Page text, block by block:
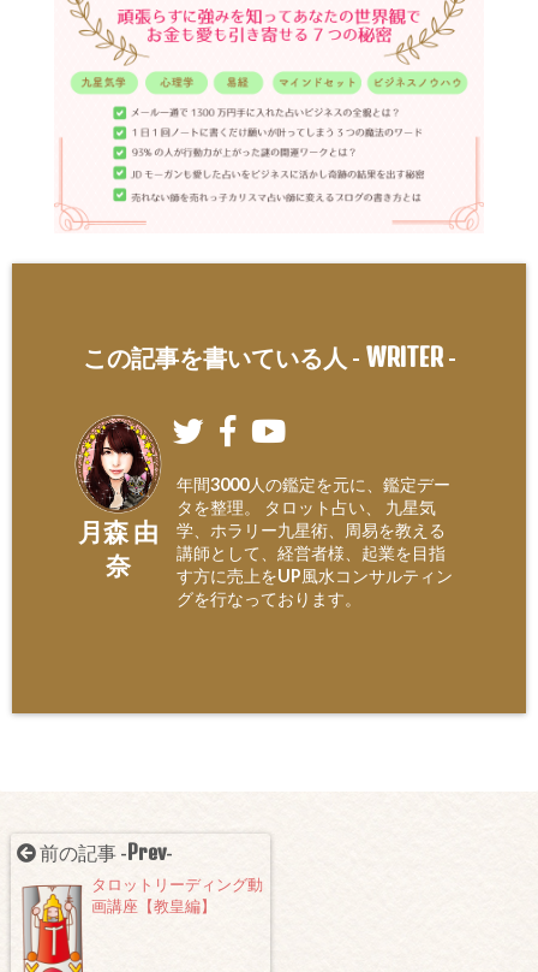
この記事を書いている人 - WRITER-
月森 由
奈
年間3000人の鑑定を元に、鑑定デー
タを整理。 タロット占い、 九星気
学、ホラリー九星術、周易を教える
講師として、経営者様、起業を目指
す方に売上をUP風水コンサルティン
グを行なっております。
前の記事 - Prev-
タロットリーディング動
画講座【教皇編】